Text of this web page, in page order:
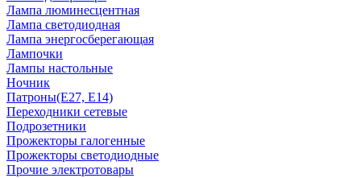
Лампа люминесцентная
Лампа светодиодная
Лампа энергосберегающая
Лампочки
Лампы настольные
Ночник
Патроны(Е27, Е14)
Переходники сетевые
Подрозетники
Прожекторы галогенные
Прожекторы светодиодные
Прочие электротовары